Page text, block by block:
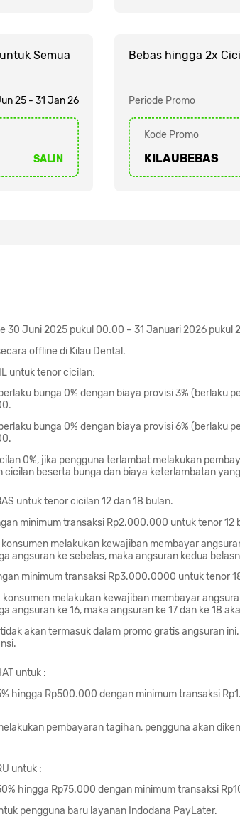
Semua
25 - 31 Jan 26
SALIN
Bebas hingga 2x
Periode Promo
Kode Promo
KILAUBEBAS
30 Juni 2025 pukul 00.00 – 31 Januari 2026 pukul
offline di Kilau Dental.
untuk tenor cicilan:
bunga 0% dengan biaya provisi 3% (berlaku
bunga 0% dengan biaya provisi 6% (berlaku
0%, jika pengguna terlambat melakukan
cicilan beserta bunga dan biaya keterlambatan
untuk tenor cicilan 12 dan 18 bulan.
minimum transaksi Rp2.000.000 untuk tenor 12
melakukan kewajiban membayar
angsuran ke sebelas, maka angsuran kedua
minimum transaksi Rp3.000.0000 untuk tenor
konsumen melakukan kewajiban membayar
angsuran ke 16, maka angsuran ke 17 dan ke 18
akan termasuk dalam promo gratis angsuran
untuk :
hingga Rp500.000 dengan minimum transaksi
pembayaran tagihan, pengguna akan
untuk :
hingga Rp75.000 dengan minimum transaksi
pengguna baru layanan Indodana PayLater.